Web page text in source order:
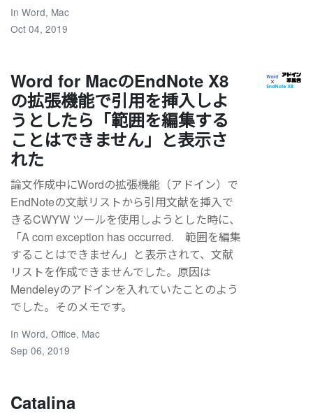
In Word, Mac
Oct 04, 2019
Word for MacのEndNote X8
の拡張機能で引用を挿入しよ
うとしたら「範囲を編集する
ことはできません」と表示さ
れた
論文作成中にWordの拡張機能（アドイン）で
EndNoteの文献リストから引用文献を挿入で
きるCWYW ツールを使用しようとした時に、
「A com exception has occurred. 範囲を編集
することはできません」と表示されて、文献
リストを作成できませんでした。原因は
Mendeleyのアドインを入れていたことのよう
でした。そのメモです。
In Word, Office, Mac
Sep 06, 2019
Catalina